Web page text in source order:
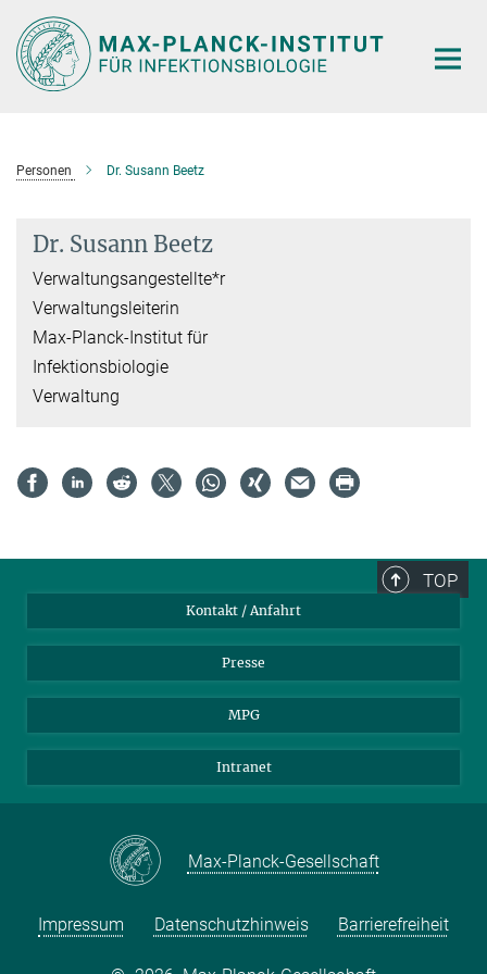
Hauptinhalt
Personen Dr. Susann Beetz
Dr. Susann Beetz
Verwaltungsangestellte*r
Verwaltungsleiterin
Max-Planck-Institut für
Infektionsbiologie
Verwaltung
TOP
Kontakt / Anfahrt
Presse
MPG
Intranet
Max-Planck-Gesellschaft
Impressum Datenschutzhinweis Barrierefreiheit